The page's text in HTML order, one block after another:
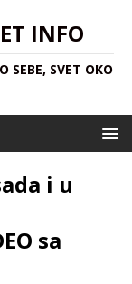
INFO
SEBE, SVET OKO
i u
sa